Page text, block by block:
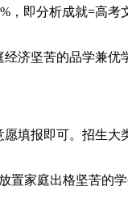
即分析成就=高考
坚苦的品学兼优
报即可。招生大
家庭出格坚苦的学